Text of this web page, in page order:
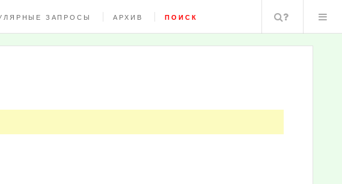
ЗАПРОСЫ АРХИВ ПОИСК Поиск